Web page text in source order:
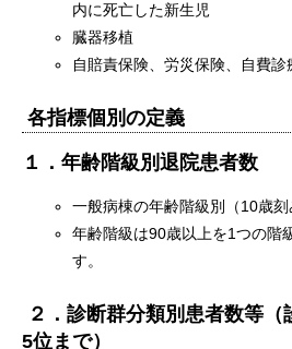
内に死亡した新生児
臓器移植
自賠責保険、労災保険、自費
各指標個別の定義
１．年齢階級別退院患者数
一般病棟の年齢階級別（10歳刻
年齢階級は90歳以上を1つの階
す。
２．診断群分類別患者数等
5位まで）